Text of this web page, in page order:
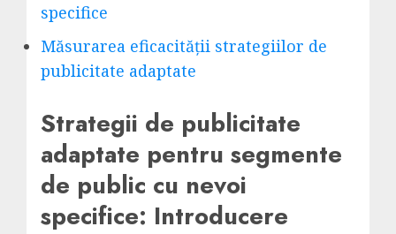
specifice
Măsurarea eficacității strategiilor de
publicitate adaptate
Strategii de publicitate
adaptate pentru segmente
de public cu nevoi
specifice: Introducere